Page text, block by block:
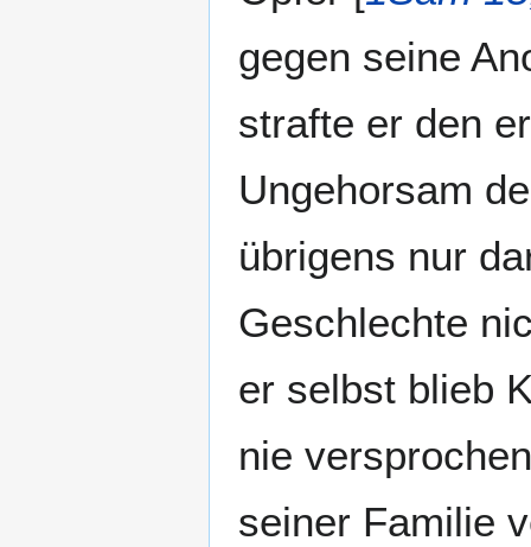
gegen seine
strafte er den
Ungehorsam
übrigens nur
Geschlechte
er selbst blieb
nie
seiner Familie